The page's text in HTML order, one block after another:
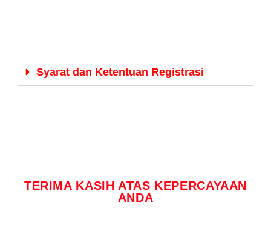
Syarat dan Ketentuan Registrasi
TERIMA KASIH ATAS KEPERCAYAAN
ANDA